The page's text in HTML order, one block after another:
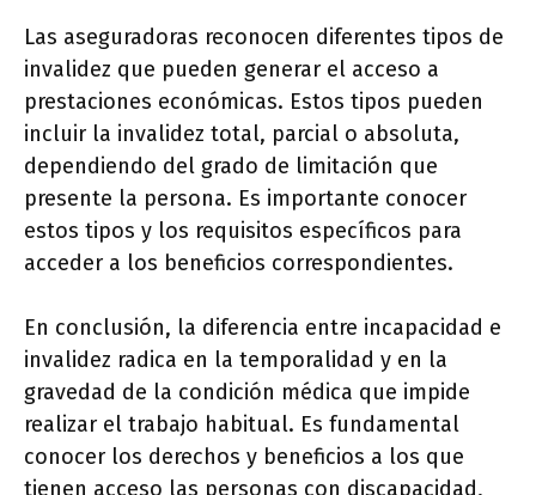
Las aseguradoras reconocen diferentes tipos de
invalidez que pueden generar el acceso a
prestaciones económicas. Estos tipos pueden
incluir la invalidez total, parcial o absoluta,
dependiendo del grado de limitación que
presente la persona. Es importante conocer
estos tipos y los requisitos específicos para
acceder a los beneficios correspondientes.
En conclusión, la diferencia entre incapacidad e
invalidez radica en la temporalidad y en la
gravedad de la condición médica que impide
realizar el trabajo habitual. Es fundamental
conocer los derechos y beneficios a los que
tienen acceso las personas con discapacidad,